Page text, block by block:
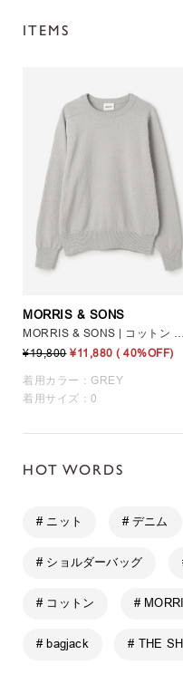
ITEMS
MORRIS & SONS
MORRIS & SONS | コットン サドルショルダーニット WOMEN
¥19,800 ¥11,880 ( 40%OFF)
着用カラー：GREY
着用サイズ：0
HOT WORDS
# ニット # デニム
# ショルダーバッグ
# コットン #
# bagjack # THE